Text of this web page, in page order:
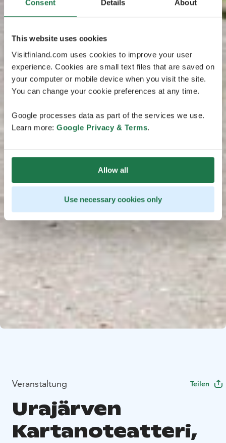
Consent Details About
This website uses cookies
Visitfinland.com uses cookies to improve your user
experience. Cookies are small text files that are saved on
your computer or mobile device when you visit the site.
You can change your cookie preferences at any time.
Google processes data as part of the services we use.
Learn more: Google Privacy & Terms.
Allow all
Use necessary cookies only
Veranstaltung Teilen
Urajärven
Kartanoteatteri,